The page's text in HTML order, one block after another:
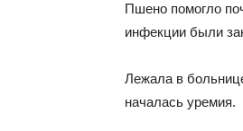
Пшено помогло
инфекции были
Лежала в
началась уремия.